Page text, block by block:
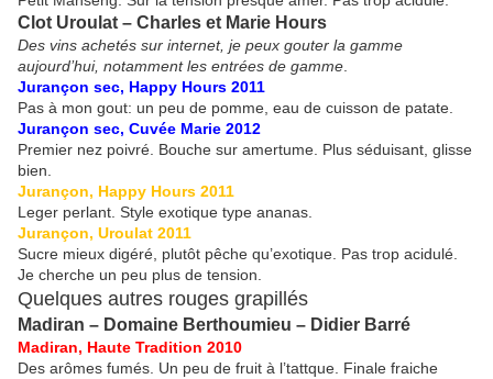
Clot Uroulat – Charles et Marie Hours
Des vins achetés sur internet, je peux gouter la gamme
aujourd’hui, notamment les entrées de gamme
Jurançon sec, Happy Hours 2011
Pas à mon gout: un peu de pomme, eau de cuisson de patate.
Jurançon sec, Cuvée Marie 2012
Premier nez poivré. Bouche sur amertume. Plus séduisant, glisse
bien.
Jurançon, Happy Hours 2011
Leger perlant. Style exotique type ananas.
Jurançon, Uroulat 2011
Sucre mieux digéré, plutôt pêche qu’exotique. Pas trop acidulé.
Je cherche un peu plus de tension.
Quelques autres rouges grapillés
Madiran – Domaine Berthoumieu – Didier Barré
Madiran, Haute Tradition 2010
Des arômes fumés. Un peu de fruit à l’tattque. Finale fraiche